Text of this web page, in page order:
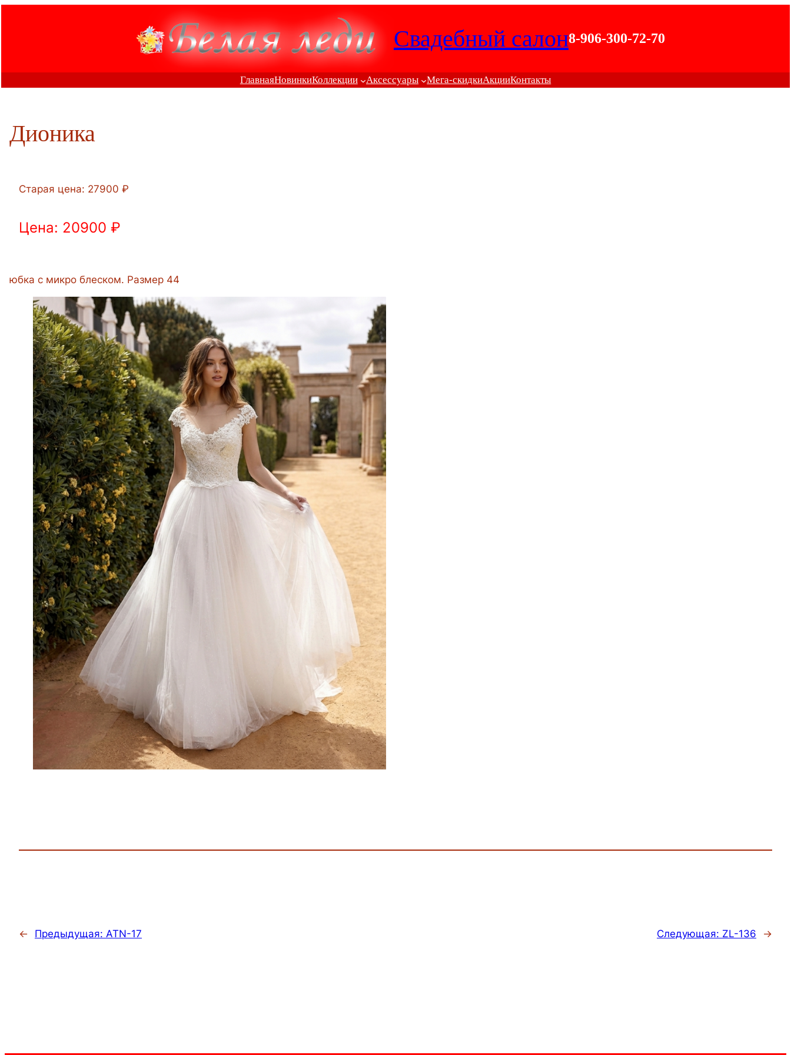
Свадебный салон8-906-300-72-70
ГлавнаяНовинкиКоллекции Аксессуары Мега-скидкиАкцииКонтакты
Дионика
Старая цена: 27900 ₽
Цена: 20900 ₽
юбка с микро блеском. Размер 44
← Предыдущая: ATN-17 Следующая: ZL-136 →